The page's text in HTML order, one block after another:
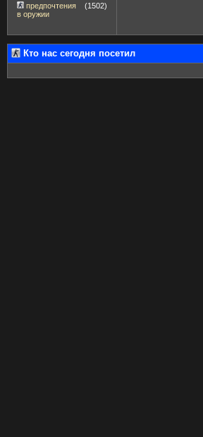
предпочтения
в оружии
(1502)
Кто нас сегодня посетил